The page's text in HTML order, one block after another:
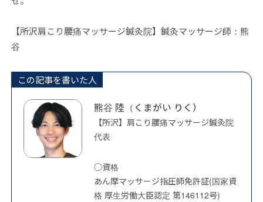
【所沢肩こり腰痛マッサージ鍼灸院】鍼灸マッサージ師：熊
谷
この記事を書いた人
熊谷 陸（くまがい りく）
【所沢】肩こり腰痛マッサージ鍼灸院
代表
◯資格
あん摩マッサージ指圧師免許証(国家資
格 厚生労働大臣認定 第146112号)